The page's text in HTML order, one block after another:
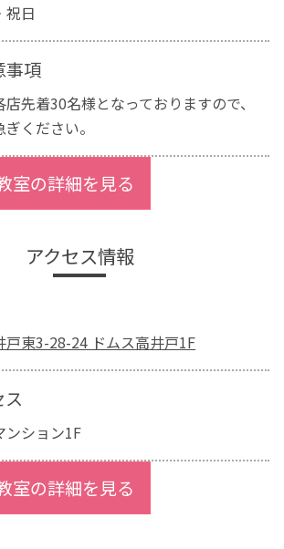
日
事項
先着30名様となっておりますので、
ください。
室の詳細を見る
アクセス情報
戸東3-28-24 ドムス高井戸1F
ンション1F
室の詳細を見る